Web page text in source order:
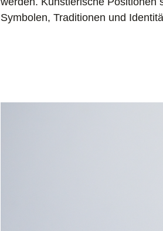
Symbolen, Traditionen und